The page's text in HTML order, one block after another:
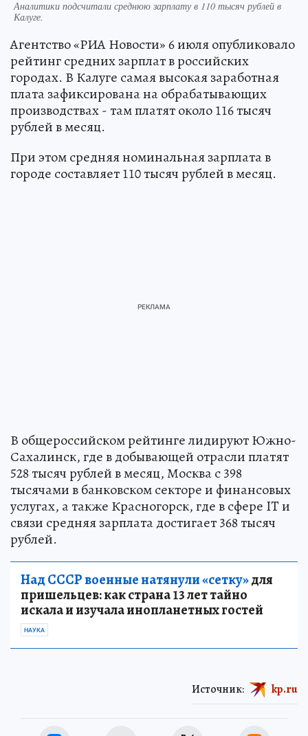
Аналитики подсчитали среднюю зарплату в 110 тысяч рублей в
Калуге.
Агентство «РИА Новости» 6 июля опубликовало
рейтинг средних зарплат в российских
городах. В Калуге самая высокая заработная
плата зафиксирована на обрабатывающих
производствах - там платят около 116 тысяч
рублей в месяц.
При этом средняя номинальная зарплата в
городе составляет 110 тысяч рублей в месяц.
В общероссийском рейтинге лидируют Южно-
Сахалинск, где в добывающей отрасли платят
528 тысяч рублей в месяц, Москва с 398
тысячами в банковском секторе и финансовых
услугах, а также Красногорск, где в сфере IT и
связи средняя зарплата достигает 368 тысяч
рублей.
Над СССР военные натянули «сетку»для
пришельцев: как страна 13 лет тайно
искала и изучала инопланетных гостей
НАУКА
Источник: kp.ru